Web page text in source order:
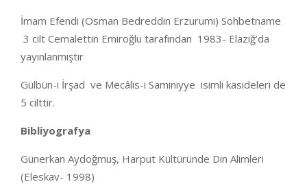
İmam Efendi (Osman Bedreddin Erzurumi) Sohbetname
3 cilt Cemalettin Emiroğlu tarafından 1983- Elazığ’da
yayınlanmıştır
Gülbün-i İrşad ve Mecâlis-i Saminiyye isimli kasideleri de
5 cilttir.
Bibliyografya
Günerkan Aydoğmuş, Harput Kültüründe Din Alimleri
(Eleskav- 1998)